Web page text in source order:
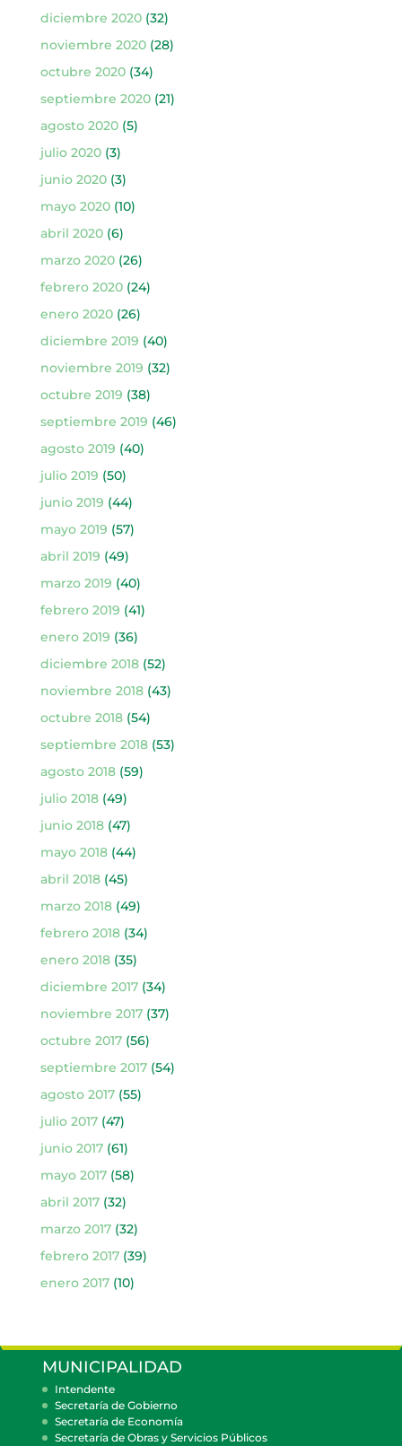
diciembre 2020(32)
noviembre 2020(28)
octubre 2020(34)
septiembre 2020(21)
agosto 2020(5)
julio 2020(3)
junio 2020(3)
mayo 2020(10)
abril 2020(6)
marzo 2020(26)
febrero 2020(24)
enero 2020(26)
diciembre 2019 (40)
noviembre 2019 (32)
octubre 2019 (38)
septiembre 2019 (46)
agosto 2019 (40)
julio 2019 (50)
junio 2019 (44)
mayo 2019 (57)
abril 2019 (49)
marzo 2019 (40)
febrero 2019 (41)
enero 2019 (36)
diciembre 2018(52)
noviembre 2018(43)
octubre 2018(54)
septiembre 2018(53)
agosto 2018(59)
julio 2018(49)
junio 2018(47)
mayo 2018(44)
abril 2018(45)
marzo 2018(49)
febrero 2018(34)
enero 2018(35)
diciembre 2017(34)
noviembre 2017(37)
octubre 2017(56)
septiembre 2017(54)
agosto 2017(55)
julio 2017(47)
junio 2017(61)
mayo 2017(58)
abril 2017(32)
marzo 2017(32)
febrero 2017(39)
enero 2017(10)
MUNICIPALIDAD
Intendente
Secretaría de Gobierno
Secretaría de Economía
Secretaría de Obras y Servicios Públicos